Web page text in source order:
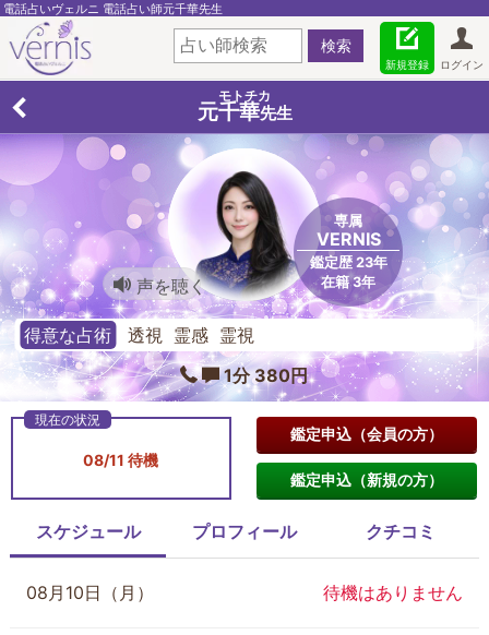
電話占いヴェルニ 電話占い師元千華先生
ログイン
新規登録
モトチカ
元千華先生
専属
VERNIS
鑑定歴 23年
在籍 3年
声を聴く
得意な占術
透視 霊感 霊視
1分 380円
08/11 待機
鑑定申込（会員の方）
鑑定申込（新規の方）
スケジュール プロフィール クチコミ
08月10日（月） 待機はありません